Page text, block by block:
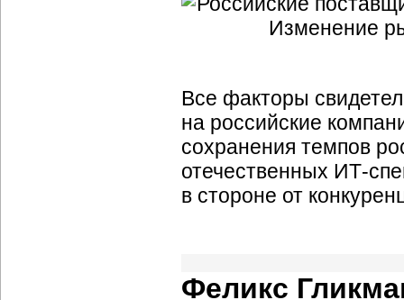
Все факторы
на российские
сохранения темпов
отечественных ИТ-
в стороне от
Феликс